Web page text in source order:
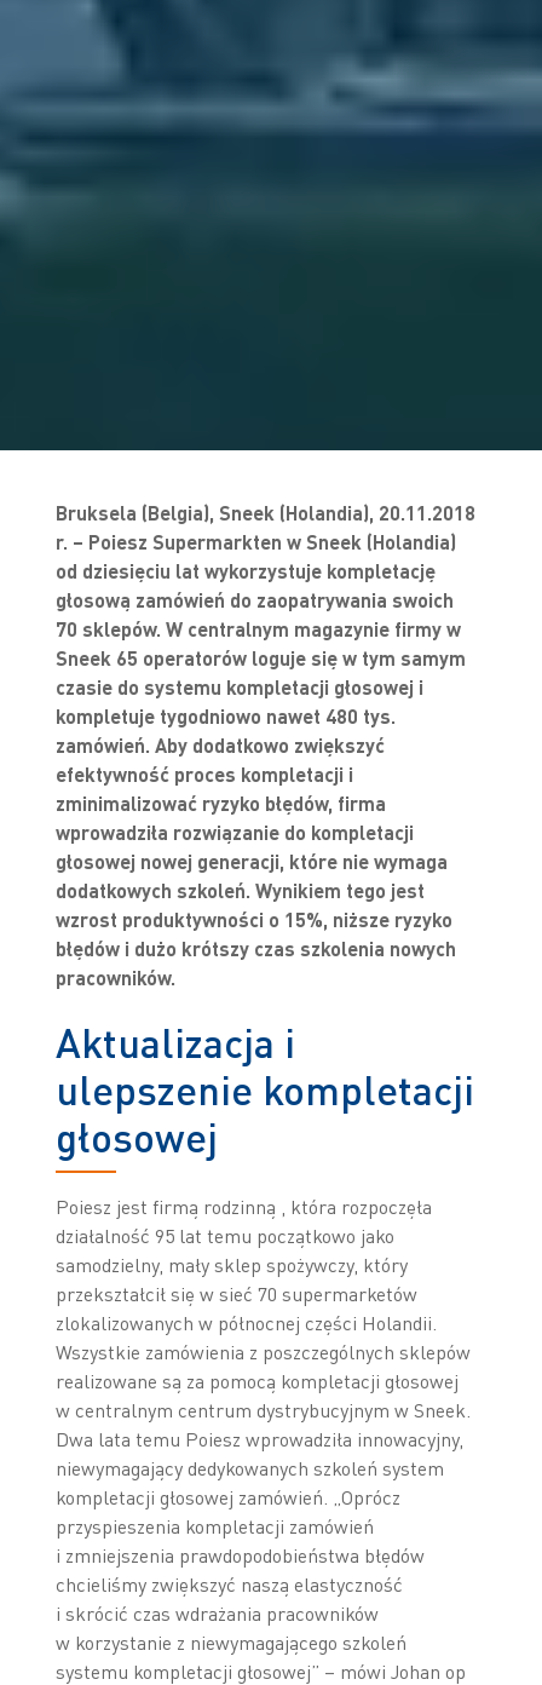
Bruksela (Belgia), Sneek (Holandia), 20.11.2018
r. – Poiesz Supermarkten w Sneek (Holandia)
od dziesięciu lat wykorzystuje kompletację
głosową zamówień do zaopatrywania swoich
70 sklepów. W centralnym magazynie firmy w
Sneek 65 operatorów loguje się w tym samym
czasie do systemu kompletacji głosowej i
kompletuje tygodniowo nawet 480 tys.
zamówień. Aby dodatkowo zwiększyć
efektywność proces kompletacji i
zminimalizować ryzyko błędów, firma
wprowadziła rozwiązanie do kompletacji
głosowej nowej generacji, które nie wymaga
dodatkowych szkoleń. Wynikiem tego jest
wzrost produktywności o 15%, niższe ryzyko
błędów i dużo krótszy czas szkolenia nowych
pracowników.
Aktualizacja i
ulepszenie kompletacji
głosowej
Poiesz jest firmą rodzinną , która rozpoczęła
działalność 95 lat temu początkowo jako
samodzielny, mały sklep spożywczy, który
przekształcił się w sieć 70 supermarketów
zlokalizowanych w północnej części Holandii.
Wszystkie zamówienia z poszczególnych sklepów
realizowane są za pomocą kompletacji głosowej
w centralnym centrum dystrybucyjnym w Sneek.
Dwa lata temu Poiesz wprowadziła innowacyjny,
niewymagający dedykowanych szkoleń system
kompletacji głosowej zamówień. „Oprócz
przyspieszenia kompletacji zamówień
i zmniejszenia prawdopodobieństwa błędów
chcieliśmy zwiększyć naszą elastyczność
i skrócić czas wdrażania pracowników
w korzystanie z niewymagającego szkoleń
systemu kompletacji głosowej” – mówi Johan op